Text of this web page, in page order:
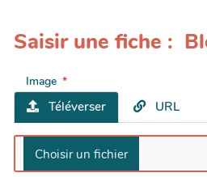
Saisir une fiche :
Image
Téléverser URL